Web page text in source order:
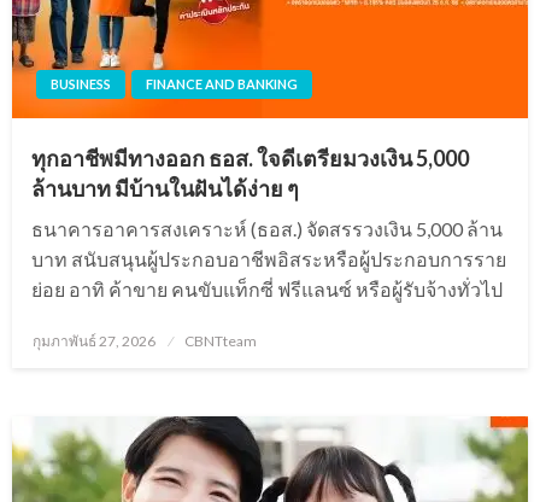
BUSINESS FINANCE AND BANKING
ทุกอาชีพมีทางออก ธอส. ใจดีเตรียมวงเงิน 5,000
ล้านบาท มีบ้านในฝันได้ง่าย ๆ
ธนาคารอาคารสงเคราะห์ (ธอส.) จัดสรรวงเงิน 5,000 ล้าน
บาท สนับสนุนผู้ประกอบอาชีพอิสระหรือผู้ประกอบการราย
ย่อย อาทิ ค้าขาย คนขับแท็กซี่ ฟรีแลนซ์ หรือผู้รับจ้างทั่วไป
Posted
กุมภาพันธ์ 27, 2026 CBNTteam